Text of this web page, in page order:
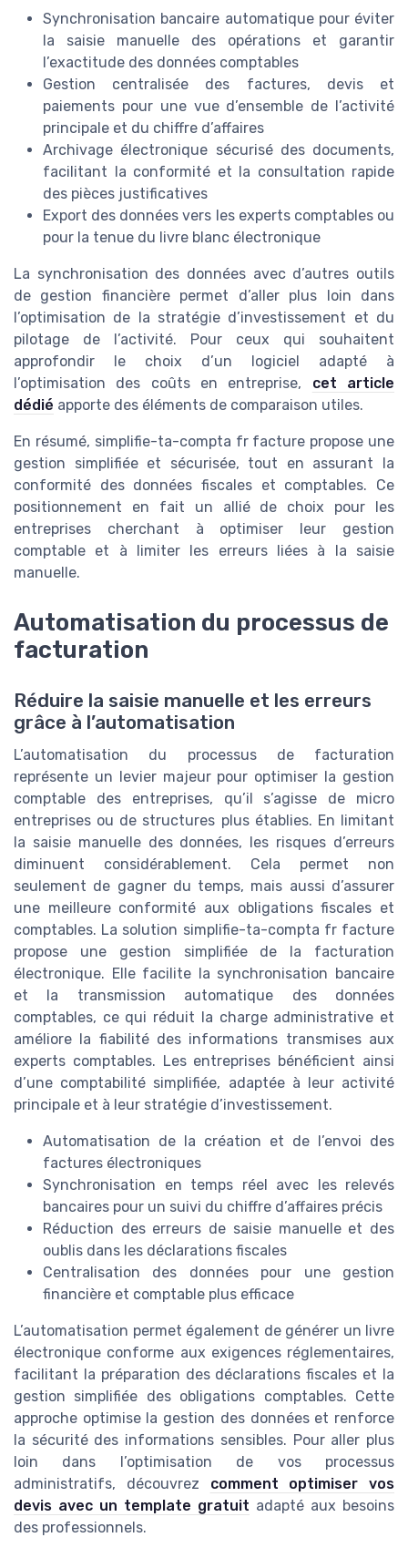
Synchronisation bancaire automatique pour éviter
la saisie manuelle des opérations et garantir
l’exactitude des données comptables
Gestion centralisée des factures, devis et
paiements pour une vue d’ensemble de l’activité
principale et du chiffre d’affaires
Archivage électronique sécurisé des documents,
facilitant la conformité et la consultation rapide
des pièces justificatives
Export des données vers les experts comptables ou
pour la tenue du livre blanc électronique
La synchronisation des données avec d’autres outils
de gestion financière permet d’aller plus loin dans
l’optimisation de la stratégie d’investissement et du
pilotage de l’activité. Pour ceux qui souhaitent
approfondir le choix d’un logiciel adapté à
l’optimisation des coûts en entreprise, cet article
dédié apporte des éléments de comparaison utiles.
En résumé, simplifie-ta-compta fr facture propose une
gestion simplifiée et sécurisée, tout en assurant la
conformité des données fiscales et comptables. Ce
positionnement en fait un allié de choix pour les
entreprises cherchant à optimiser leur gestion
comptable et à limiter les erreurs liées à la saisie
manuelle.
Automatisation du processus de
facturation
Réduire la saisie manuelle et les erreurs
grâce à l’automatisation
L’automatisation du processus de facturation
représente un levier majeur pour optimiser la gestion
comptable des entreprises, qu’il s’agisse de micro
entreprises ou de structures plus établies. En limitant
la saisie manuelle des données, les risques d’erreurs
diminuent considérablement. Cela permet non
seulement de gagner du temps, mais aussi d’assurer
une meilleure conformité aux obligations fiscales et
comptables. La solution simplifie-ta-compta fr facture
propose une gestion simplifiée de la facturation
électronique. Elle facilite la synchronisation bancaire
et la transmission automatique des données
comptables, ce qui réduit la charge administrative et
améliore la fiabilité des informations transmises aux
experts comptables. Les entreprises bénéficient ainsi
d’une comptabilité simplifiée, adaptée à leur activité
principale et à leur stratégie d’investissement.
Automatisation de la création et de l’envoi des
factures électroniques
Synchronisation en temps réel avec les relevés
bancaires pour un suivi du chiffre d’affaires précis
Réduction des erreurs de saisie manuelle et des
oublis dans les déclarations fiscales
Centralisation des données pour une gestion
financière et comptable plus efficace
L’automatisation permet également de générer un livre
électronique conforme aux exigences réglementaires,
facilitant la préparation des déclarations fiscales et la
gestion simplifiée des obligations comptables. Cette
approche optimise la gestion des données et renforce
la sécurité des informations sensibles. Pour aller plus
loin dans l’optimisation de vos processus
administratifs, découvrez comment optimiser vos
devis avec un template gratuit adapté aux besoins
des professionnels.